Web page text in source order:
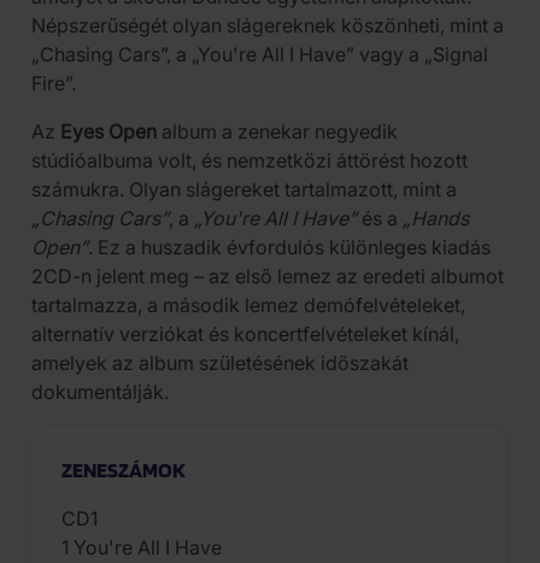
Népszerűségét olyan slágereknek köszönheti, mint a
„Chasing Cars”, a „You're All I Have” vagy a „Signal
Fire”.
Az Eyes Open album a zenekar negyedik
stúdióalbuma volt, és nemzetközi áttörést hozott
számukra. Olyan slágereket tartalmazott, mint a
„Chasing Cars”, a „You're All I Have”és a „Hands
Open”. Ez a huszadik évfordulós különleges kiadás
2CD-n jelent meg – az első lemez az eredeti albumot
tartalmazza, a második lemez demófelvételeket,
alternatív verziókat és koncertfelvételeket kínál,
amelyek az album születésének időszakát
dokumentálják.
ZENESZÁMOK
CD1
1 You're All I Have